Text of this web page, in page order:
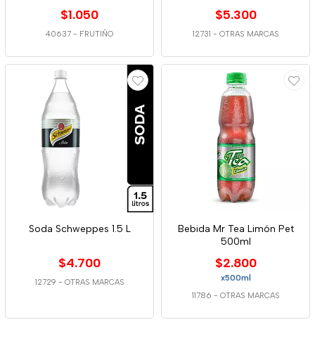
$1.050
40637 - FRUTIÑO
$5.300
12731 - OTRAS MARCAS
Soda Schweppes 1.5 L
$4.700
12729 - OTRAS MARCAS
Bebida Mr Tea Limón Pet
500ml
$2.800
x500ml
11786 - OTRAS MARCAS